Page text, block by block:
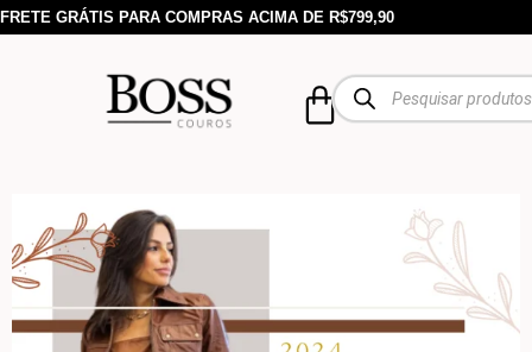
FRETE GRÁTIS PARA COMPRAS ACIMA DE R$799,90